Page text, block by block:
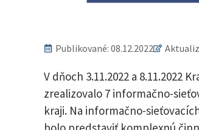
Publikované: 08.12.2022
V dňoch 3.11.2022 a 8.11.2022
zrealizovalo 7 informačno-
kraji. Na informačno-